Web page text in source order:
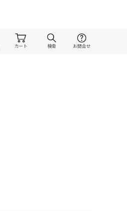
カート 検索 お問合せ